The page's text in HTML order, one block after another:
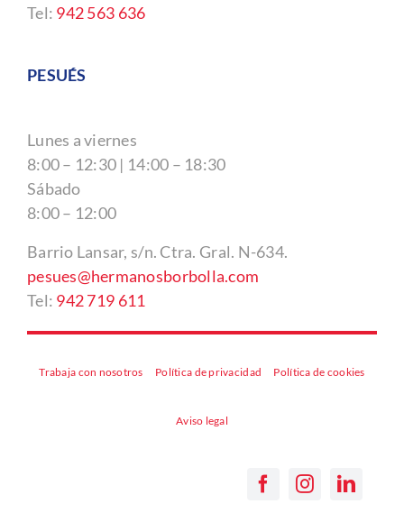
Tel: 942 563 636
PESUÉS
Lunes a viernes
8:00 – 12:30 | 14:00 – 18:30
Sábado
8:00 – 12:00
Barrio Lansar, s/n. Ctra. Gral. N-634.
pesues@hermanosborbolla.com
Tel: 942 719 611
Trabaja con nosotros Política de privacidad Política de cookies
Aviso legal